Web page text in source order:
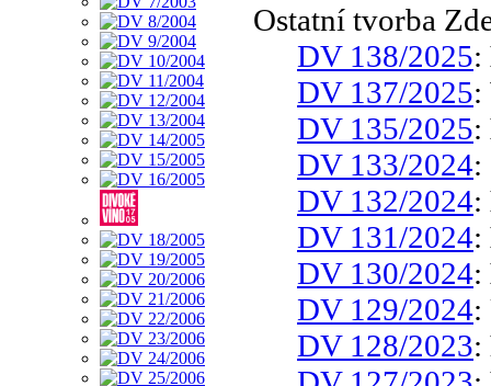
Ostatní tvorba
DV 138/2025:
DV 137/2025:
DV 135/2025:
DV 133/2024:
DV 132/2024:
DV 131/2024:
DV 130/2024:
DV 129/2024:
DV 128/2023: